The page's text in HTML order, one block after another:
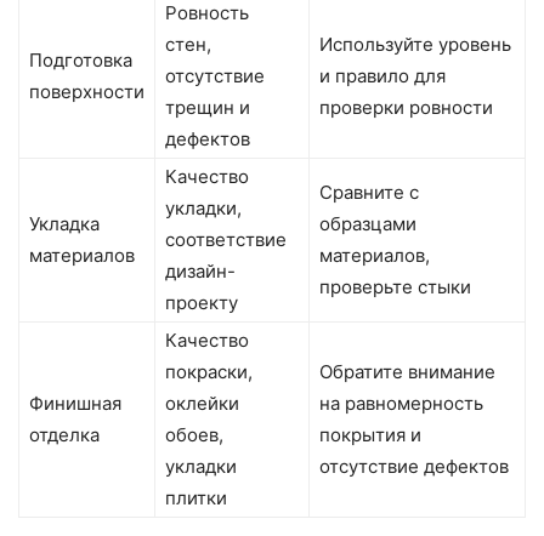
Подготовка
поверхности
Ровность
стен,
отсутствие
трещин и
дефектов
Используйте уровень
и правило для
проверки ровности
Укладка
материалов
Качество
укладки,
соответствие
дизайн-
проекту
Сравните с
образцами
материалов,
проверьте стыки
Финишная
отделка
Качество
покраски,
оклейки
обоев,
укладки
плитки
Обратите внимание
на равномерность
покрытия и
отсутствие дефектов